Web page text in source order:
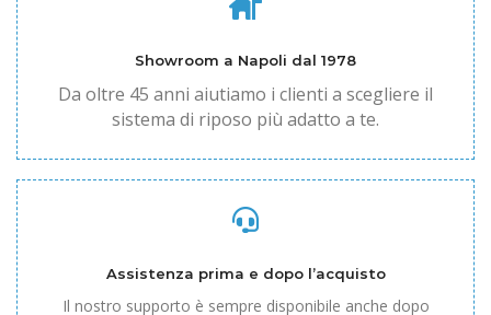
Showroom a Napoli dal 1978
Da oltre 45 anni aiutiamo i clienti a scegliere il
sistema di riposo più adatto a te.
Assistenza prima e dopo l’acquisto
Il nostro supporto è sempre disponibile anche dopo